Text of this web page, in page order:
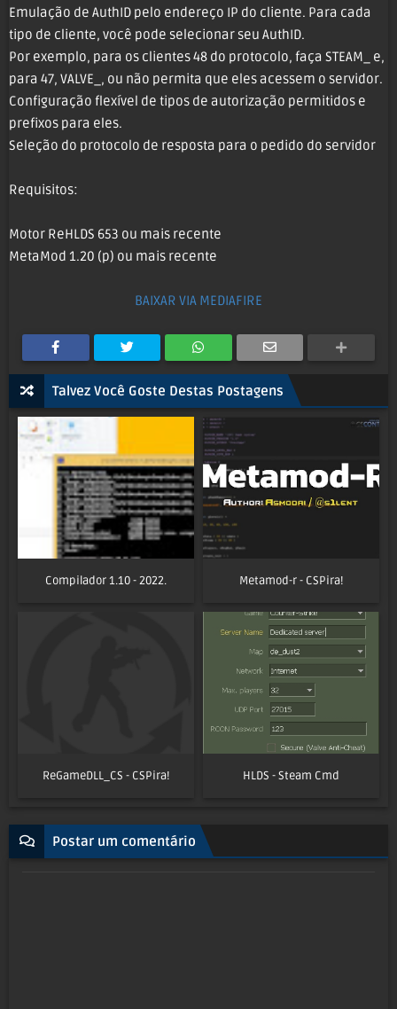
Emulação de AuthID pelo endereço IP do cliente. Para cada
tipo de cliente, você pode selecionar seu AuthID.
Por exemplo, para os clientes 48 do protocolo, faça STEAM_ e,
para 47, VALVE_, ou não permita que eles acessem o servidor.
Configuração flexível de tipos de autorização permitidos e
prefixos para eles.
Seleção do protocolo de resposta para o pedido do servidor
Requisitos:
Motor ReHLDS 653 ou mais recente
MetaMod 1.20 (p) ou mais recente
BAIXAR VIA MEDIAFIRE
Talvez Você Goste Destas Postagens
Compilador 1.10 - 2022. Metamod-r - CSPira!
ReGameDLL_CS - CSPira! HLDS - Steam Cmd
Postar um comentário